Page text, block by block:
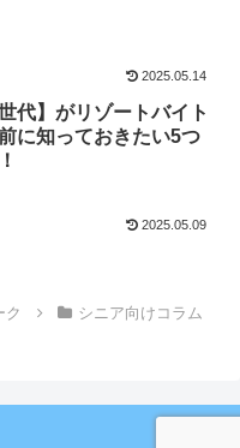
2025.05.14
代】がリゾートバイト
に知っておきたい5つ
2025.05.09
ク シニア向けコラム